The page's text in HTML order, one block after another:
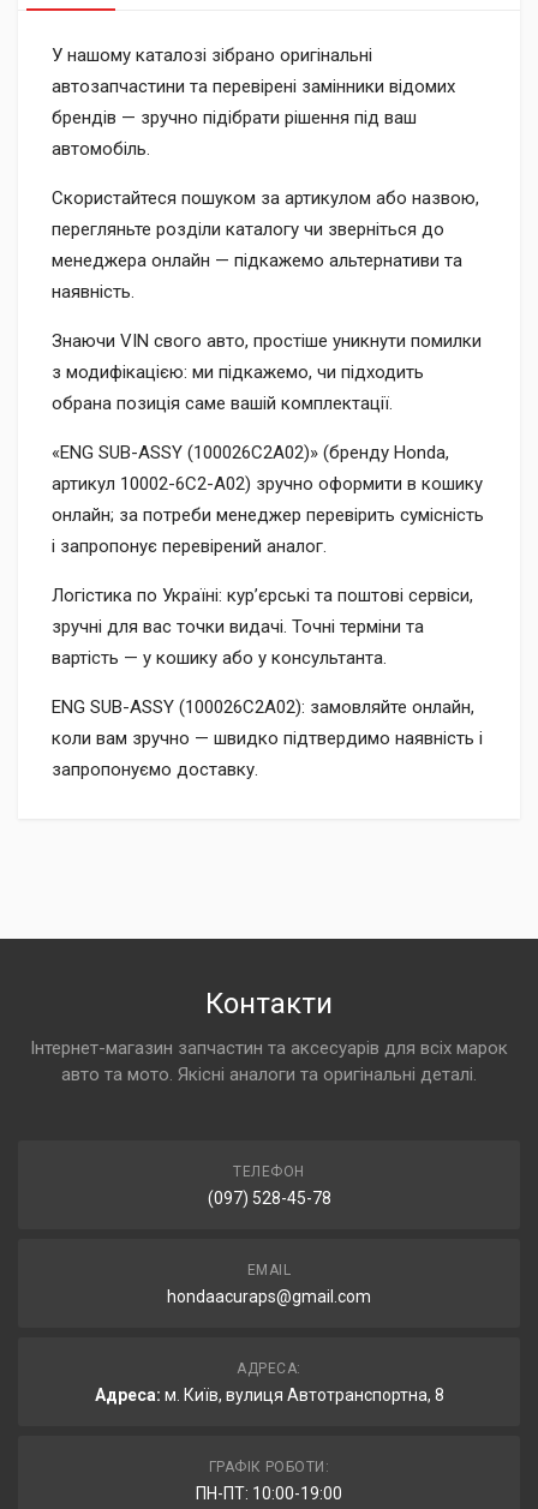
У нашому каталозі зібрано оригінальні
автозапчастини та перевірені замінники відомих
брендів — зручно підібрати рішення під ваш
автомобіль.
Скористайтеся пошуком за артикулом або назвою,
перегляньте розділи каталогу чи зверніться до
менеджера онлайн — підкажемо альтернативи та
наявність.
Знаючи VIN свого авто, простіше уникнути помилки
з модифікацією: ми підкажемо, чи підходить
обрана позиція саме вашій комплектації.
«ENG SUB-ASSY (100026C2A02)» (бренду Honda,
артикул 10002-6C2-A02) зручно оформити в кошику
онлайн; за потреби менеджер перевірить сумісність
і запропонує перевірений аналог.
Логістика по Україні: кур’єрські та поштові сервіси,
зручні для вас точки видачі. Точні терміни та
вартість — у кошику або у консультанта.
ENG SUB-ASSY (100026C2A02): замовляйте онлайн,
коли вам зручно — швидко підтвердимо наявність і
запропонуємо доставку.
Контакти
Інтернет-магазин запчастин та аксесуарів для всіх марок
авто та мото. Якісні аналоги та оригінальні деталі.
ТЕЛЕФОН
(097) 528-45-78
EMAIL
hondaacuraps@gmail.com
АДРЕСА:
Адреса: м. Київ, вулиця Автотранспортна, 8
ГРАФІК РОБОТИ:
ПН-ПТ: 10:00-19:00